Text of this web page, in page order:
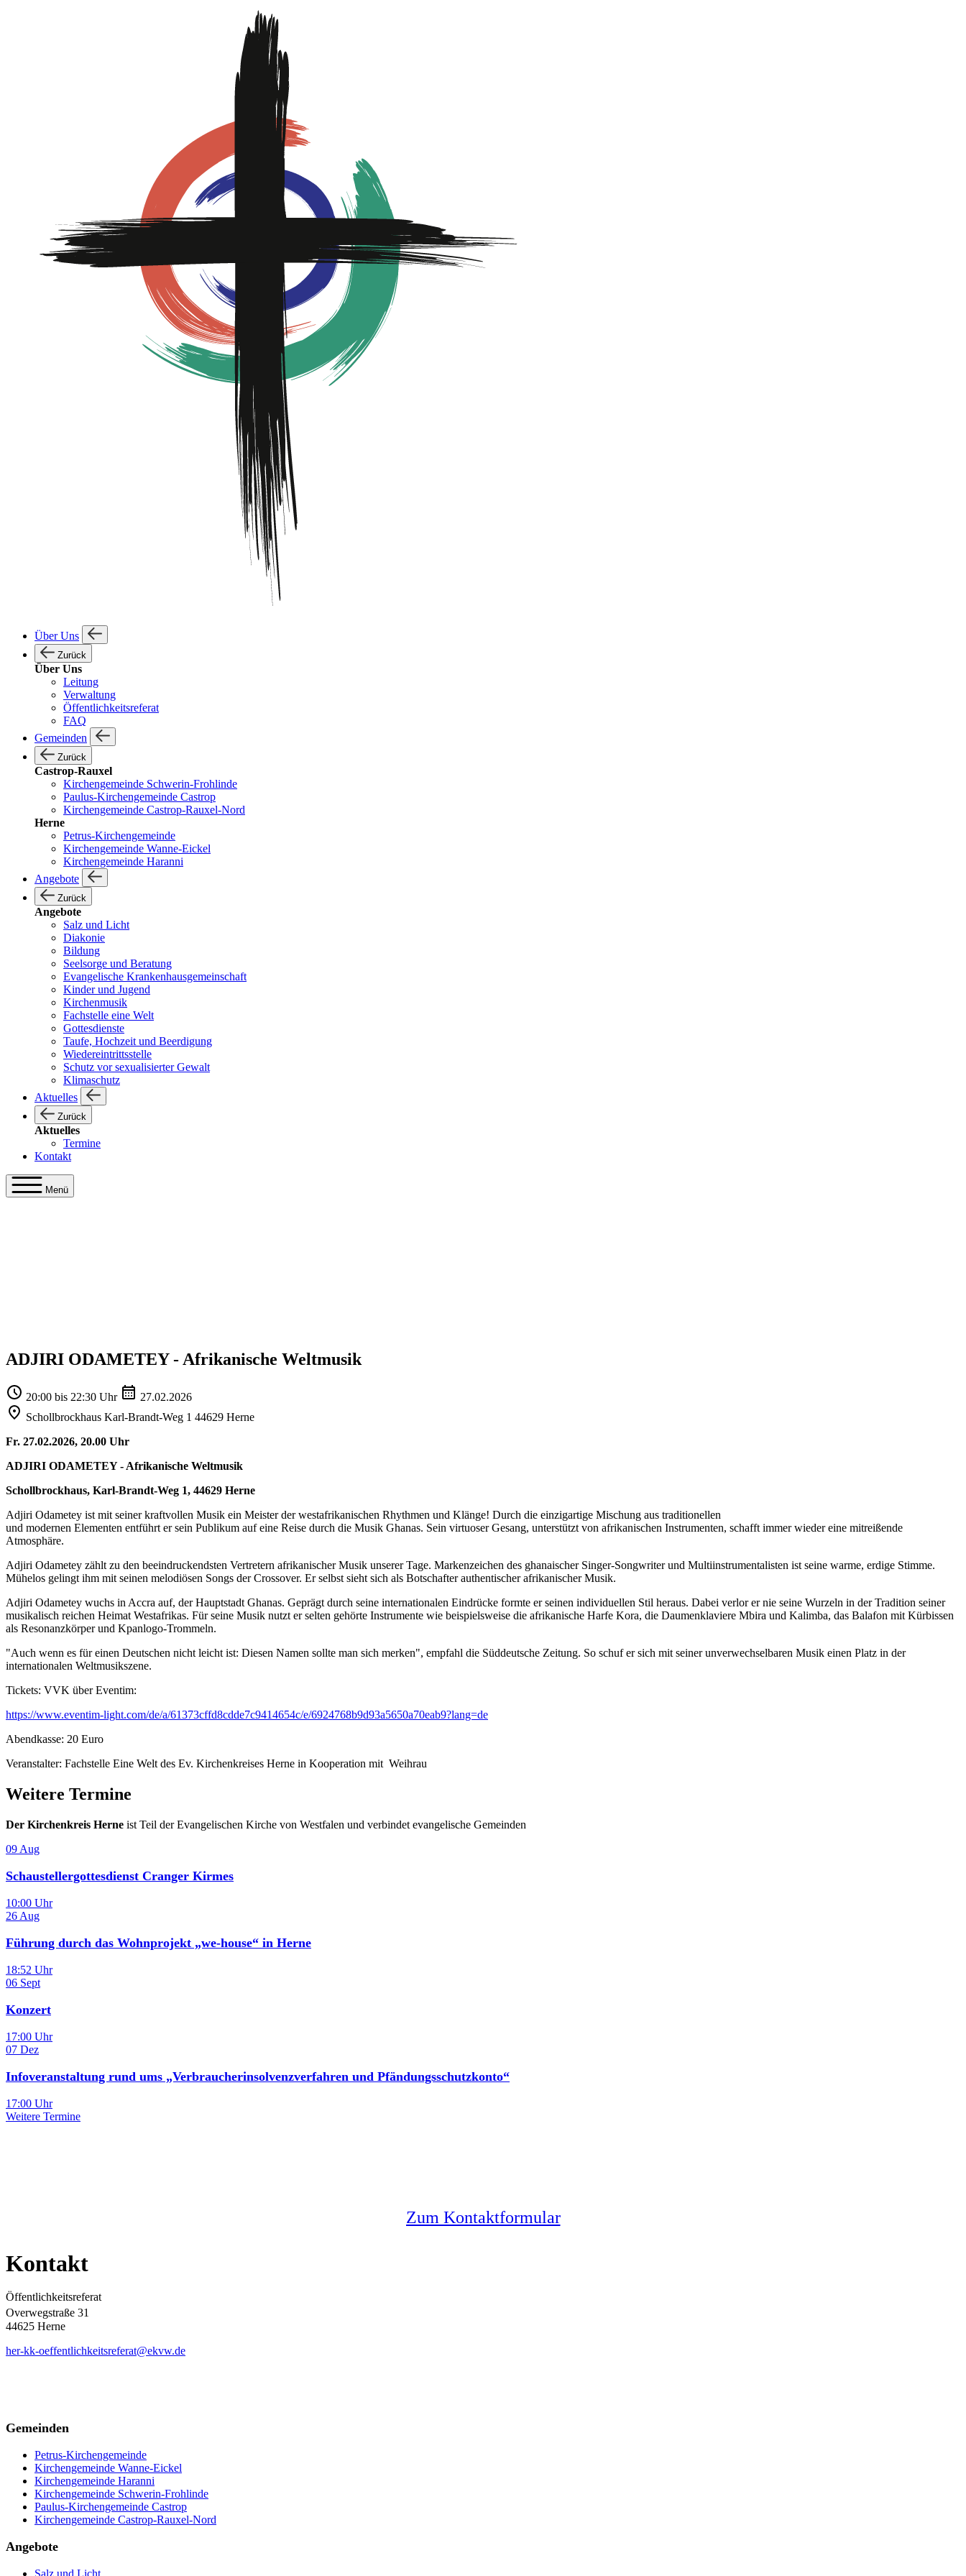
Über Uns
Zurück
Über Uns
Leitung
Verwaltung
Öffentlichkeitsreferat
FAQ
Gemeinden
Zurück
Castrop-Rauxel
Kirchengemeinde Schwerin-Frohlinde
Paulus-Kirchengemeinde Castrop
Kirchengemeinde Castrop-Rauxel-Nord
Herne
Petrus-Kirchengemeinde
Kirchengemeinde Wanne-Eickel
Kirchengemeinde Haranni
Angebote
Zurück
Angebote
Salz und Licht
Diakonie
Bildung
Seelsorge und Beratung
Evangelische Krankenhausgemeinschaft
Kinder und Jugend
Kirchenmusik
Fachstelle eine Welt
Gottesdienste
Taufe, Hochzeit und Beerdigung
Wiedereintrittsstelle
Schutz vor sexualisierter Gewalt
Klimaschutz
Aktuelles
Zurück
Aktuelles
Termine
Kontakt
Menü
ADJIRI ODAMETEY - Afrikanische Weltmusik
20:00 bis 22:30 Uhr
27.02.2026
Schollbrockhaus Karl-Brandt-Weg 1 44629 Herne
Fr. 27.02.2026, 20.00 Uhr
ADJIRI ODAMETEY - Afrikanische Weltmusik
Schollbrockhaus, Karl-Brandt-Weg 1, 44629 Herne
Adjiri Odametey ist mit seiner kraftvollen Musik ein Meister der westafrikanischen Rhythmen und Klänge! Durch die einzigartige Mischung aus traditionellen
und modernen Elementen entführt er sein Publikum auf eine Reise durch die Musik Ghanas. Sein virtuoser Gesang, unterstützt von afrikanischen Instrumenten, schafft immer wieder eine mitreißende
Atmosphäre.
Adjiri Odametey zählt zu den beeindruckendsten Vertretern afrikanischer Musik unserer Tage. Markenzeichen des ghanaischer Singer-Songwriter und Multiinstrumentalisten ist seine warme, erdige Stimme.
Mühelos gelingt ihm mit seinen melodiösen Songs der Crossover. Er selbst sieht sich als Botschafter authentischer afrikanischer Musik.
Adjiri Odametey wuchs in Accra auf, der Hauptstadt Ghanas. Geprägt durch seine internationalen Eindrücke formte er seinen individuellen Stil heraus. Dabei verlor er nie seine Wurzeln in der Tradition seiner
musikalisch reichen Heimat Westafrikas. Für seine Musik nutzt er selten gehörte Instrumente wie beispielsweise die afrikanische Harfe Kora, die Daumenklaviere Mbira und Kalimba, das Balafon mit Kürbissen
als Resonanzkörper und Kpanlogo-Trommeln.
"Auch wenn es für einen Deutschen nicht leicht ist: Diesen Namen sollte man sich merken", empfahl die Süddeutsche Zeitung. So schuf er sich mit seiner unverwechselbaren Musik einen Platz in der
internationalen Weltmusikszene.
Tickets: VVK über Eventim:
https://www.eventim-light.com/de/a/61373cffd8cdde7c9414654c/e/6924768b9d93a5650a70eab9?lang=de
Abendkasse: 20 Euro
Veranstalter: Fachstelle Eine Welt des Ev. Kirchenkreises Herne in Kooperation mit Weihrau
Weitere Termine
Der Kirchenkreis Herne ist Teil der Evangelischen Kirche von Westfalen und verbindet evangelische Gemeinden
09 Aug
Schaustellergottesdienst Cranger Kirmes
10:00 Uhr
26 Aug
Führung durch das Wohnprojekt „we-house“ in Herne
18:52 Uhr
06 Sept
Konzert
17:00 Uhr
07 Dez
Infoveranstaltung rund ums „Verbraucherinsolvenzverfahren und Pfändungsschutzkonto“
17:00 Uhr
Weitere Termine
Zum Kontaktformular
Kontakt
Öffentlichkeitsreferat
Overwegstraße 31
44625 Herne
her-kk-oeffentlichkeitsreferat@ekvw.de
Gemeinden
Petrus-Kirchengemeinde
Kirchengemeinde Wanne-Eickel
Kirchengemeinde Haranni
Kirchengemeinde Schwerin-Frohlinde
Paulus-Kirchengemeinde Castrop
Kirchengemeinde Castrop-Rauxel-Nord
Angebote
Salz und Licht